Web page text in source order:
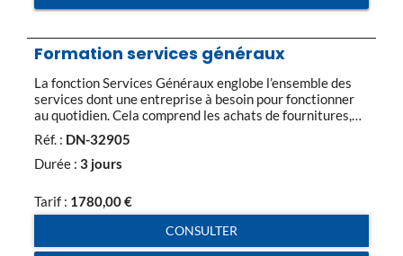
Formation services généraux
La fonction Services Généraux englobe l’ensemble des
services dont une entreprise à besoin pour fonctionner
au quotidien. Cela comprend les achats de fournitures,
matériels et des terrains, la construction ou l’acquisition
de bâtiments, la gestion des locaux techniques et des
fluides (chauffage, électricité, froid…) ainsi que les
Réf. : DN-32905
Durée : 3 jours
Tarif : 1780,00€
CONSULTER